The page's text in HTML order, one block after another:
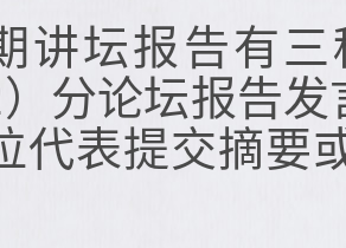
讲坛报告有
）分论坛报告
代表提交摘要